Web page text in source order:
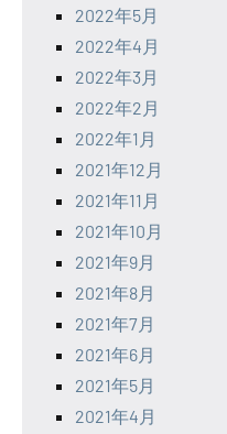
2022年5月
2022年4月
2022年3月
2022年2月
2022年1月
2021年12月
2021年11月
2021年10月
2021年9月
2021年8月
2021年7月
2021年6月
2021年5月
2021年4月